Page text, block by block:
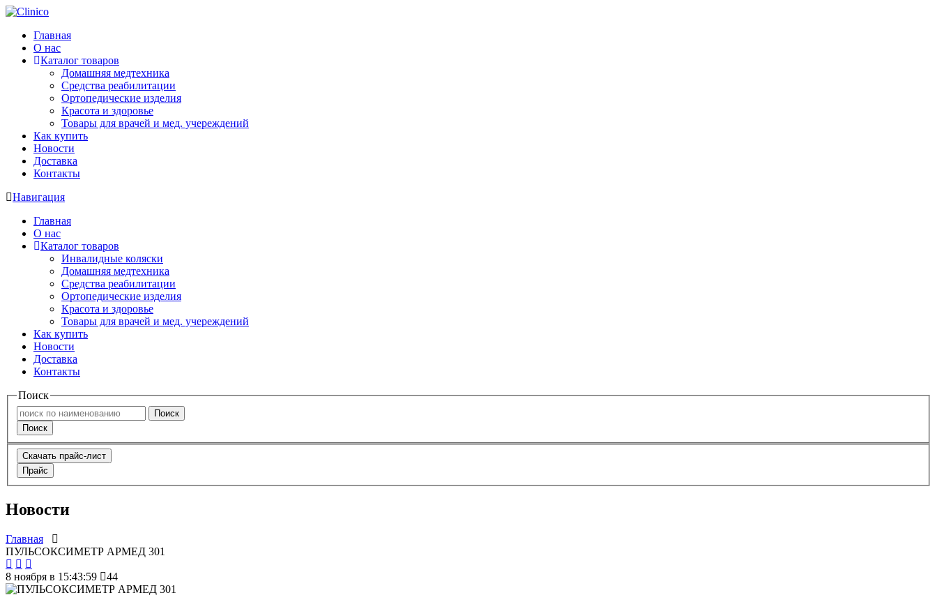
Главная
О нас
Каталог товаров
Домашняя медтехника
Средства реабилитации
Ортопедические изделия
Красота и здоровье
Товары для врачей и мед. учереждений
Как купить
Новости
Доставка
Контакты
Навигация
Главная
О нас
Каталог товаров
Инвалидные коляски
Домашняя медтехника
Средства реабилитации
Ортопедические изделия
Красота и здоровье
Товары для врачей и мед. учереждений
Как купить
Новости
Доставка
Контакты
Поиск
Поиск
Поиск
Скачать прайс-лист
Прайс
Новости
Главная
ПУЛЬСОКСИМЕТР АРМЕД 301
8 ноября в 15:43:59 44